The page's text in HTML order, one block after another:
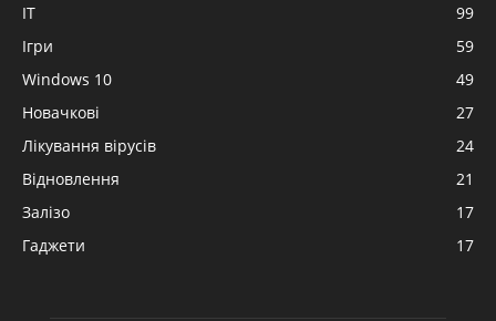
IT
99
Ігри
59
Windows 10
49
Новачкові
27
Лікування вірусів
24
Відновлення
21
Залізо
17
Гаджети
17